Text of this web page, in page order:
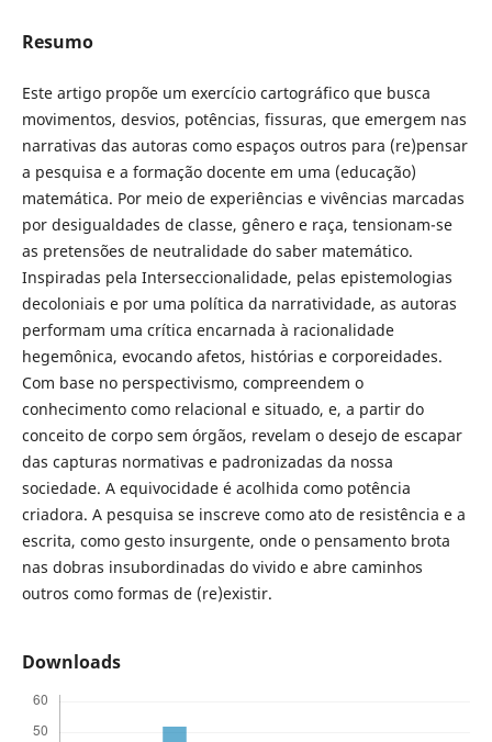
Resumo
Este artigo propõe um exercício cartográfico que busca
movimentos, desvios, potências, fissuras, que emergem nas
narrativas das autoras como espaços outros para (re)pensar
a pesquisa e a formação docente em uma (educação)
matemática. Por meio de experiências e vivências marcadas
por desigualdades de classe, gênero e raça, tensionam-se
as pretensões de neutralidade do saber matemático.
Inspiradas pela Interseccionalidade, pelas epistemologias
decoloniais e por uma política da narratividade, as autoras
performam uma crítica encarnada à racionalidade
hegemônica, evocando afetos, histórias e corporeidades.
Com base no perspectivismo, compreendem o
conhecimento como relacional e situado, e, a partir do
conceito de corpo sem órgãos, revelam o desejo de escapar
das capturas normativas e padronizadas da nossa
sociedade. A equivocidade é acolhida como potência
criadora. A pesquisa se inscreve como ato de resistência e a
escrita, como gesto insurgente, onde o pensamento brota
nas dobras insubordinadas do vivido e abre caminhos
outros como formas de (re)existir.
Downloads